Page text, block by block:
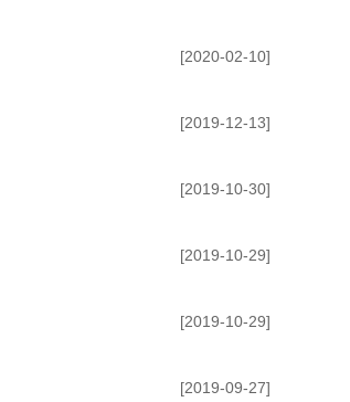
[2020-02-10]
[2019-12-13]
[2019-10-30]
[2019-10-29]
[2019-10-29]
[2019-09-27]